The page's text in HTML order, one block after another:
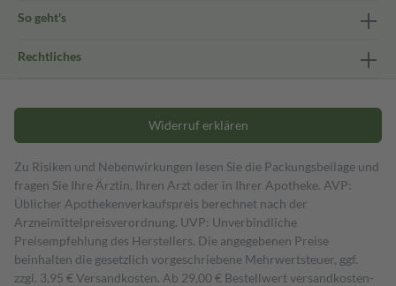
So geht's
Rechtliches
Widerruf erklären
Zu Risiken und Nebenwirkungen lesen Sie die Packungsbeilage und
fragen Sie Ihre Ärztin, Ihren Arzt oder in Ihrer Apotheke. AVP:
Üblicher Apothekenverkaufspreis berechnet nach der
Arzneimittelpreisverordnung. UVP: Unverbindliche
Preisempfehlung des Herstellers. Die angegebenen Preise
beinhalten die gesetzlich vorgeschriebene Mehrwertsteuer, ggf.
zzgl. 3,95 € Versandkosten. Ab 29,00 € Bestell­wert versand­kosten­